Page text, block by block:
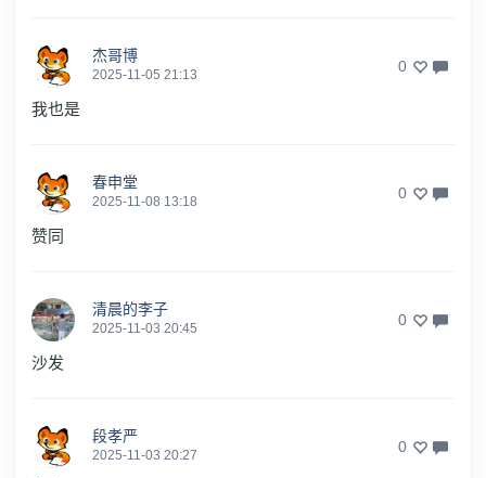
杰哥博
2025-11-05 21:13 0
我也是
春申堂
2025-11-08 13:18 0
赞同
清晨的李子
2025-11-03 20:45 0
沙发
段孝严
2025-11-03 20:27 0